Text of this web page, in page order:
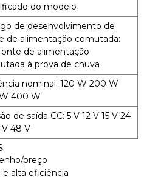
do modelo
de desenvolvimento de
de alimentação comutada:
de alimentação
à prova de chuva
nominal: 120 W 200 W
400 W
de saída CC: 5 V 12 V 15 V 24
V 48 V
preço
e alta eficiência